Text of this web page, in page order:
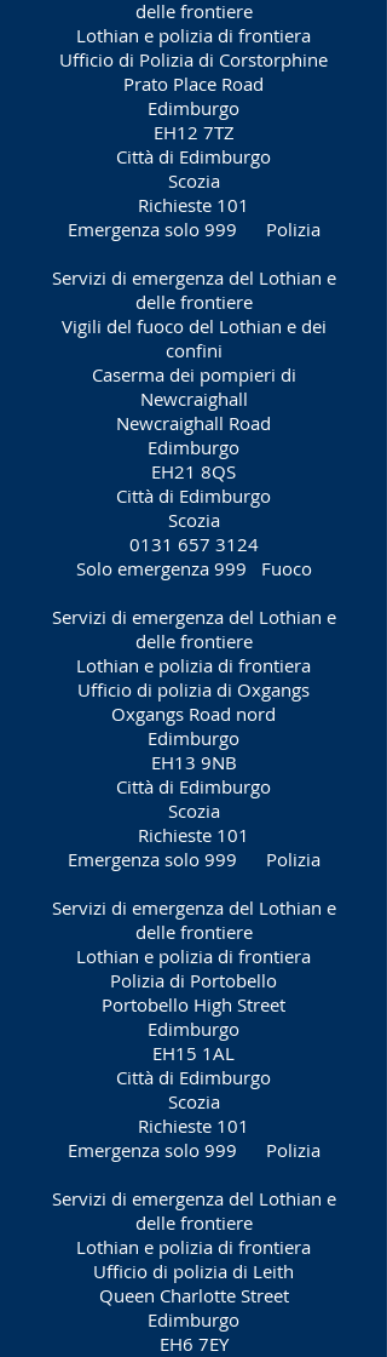
delle frontiere
Lothian e polizia di frontiera
Ufficio di Polizia di Corstorphine
Prato Place Road
Edimburgo
EH12 7TZ
Città di Edimburgo
Scozia
Richieste 101
Emergenza solo 999
Polizia
Servizi di emergenza del Lothian e
delle frontiere
Vigili del fuoco del Lothian e dei
confini
Caserma dei pompieri di
Newcraighall
Newcraighall Road
Edimburgo
EH21 8QS
Città di Edimburgo
Scozia
0131 657 3124
Solo emergenza 999
Fuoco
Servizi di emergenza del Lothian e
delle frontiere
Lothian e polizia di frontiera
Ufficio di polizia di Oxgangs
Oxgangs Road nord
Edimburgo
EH13 9NB
Città di Edimburgo
Scozia
Richieste 101
Emergenza solo 999
Polizia
Servizi di emergenza del Lothian e
delle frontiere
Lothian e polizia di frontiera
Polizia di Portobello
Portobello High Street
Edimburgo
EH15 1AL
Città di Edimburgo
Scozia
Richieste 101
Emergenza solo 999
Polizia
Servizi di emergenza del Lothian e
delle frontiere
Lothian e polizia di frontiera
Ufficio di polizia di Leith
Queen Charlotte Street
Edimburgo
EH6 7EY